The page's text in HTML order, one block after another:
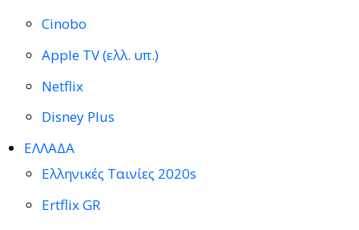
Cinobo
Apple TV (ελλ. υπ.)
Netflix
Disney Plus
ΕΛΛΑΔΑ
Ελληνικές Ταινίες 2020s
Ertflix GR